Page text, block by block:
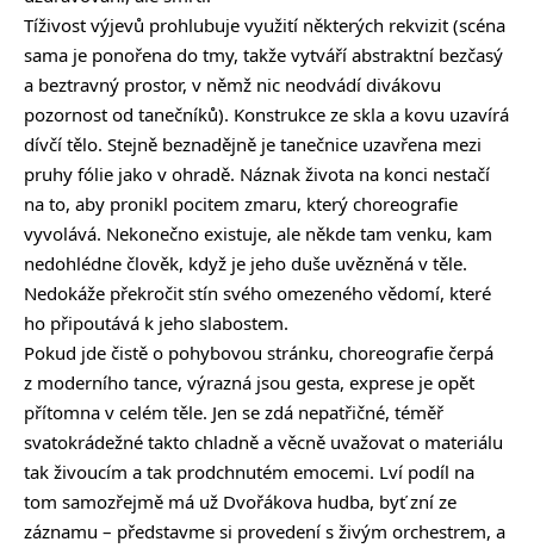
Tíživost výjevů prohlubuje využití některých rekvizit (scéna
sama je ponořena do tmy, takže vytváří abstraktní bezčasý
a beztravný prostor, v němž nic neodvádí divákovu
pozornost od tanečníků). Konstrukce ze skla a kovu uzavírá
dívčí tělo. Stejně beznadějně je tanečnice uzavřena mezi
pruhy fólie jako v ohradě. Náznak života na konci nestačí
na to, aby pronikl pocitem zmaru, který choreografie
vyvolává. Nekonečno existuje, ale někde tam venku, kam
nedohlédne člověk, když je jeho duše uvězněná v těle.
Nedokáže překročit stín svého omezeného vědomí, které
ho připoutává k jeho slabostem.
Pokud jde čistě o pohybovou stránku, choreografie čerpá
z moderního tance, výrazná jsou gesta, exprese je opět
přítomna v celém těle. Jen se zdá nepatřičné, téměř
svatokrádežné takto chladně a věcně uvažovat o materiálu
tak živoucím a tak prodchnutém emocemi. Lví podíl na
tom samozřejmě má už Dvořákova hudba, byť zní ze
záznamu – představme si provedení s živým orchestrem, a